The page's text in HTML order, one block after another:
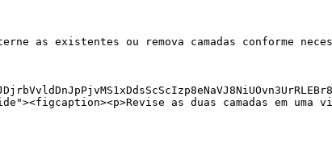
as existentes ou remova camadas conforme
as duas camadas em